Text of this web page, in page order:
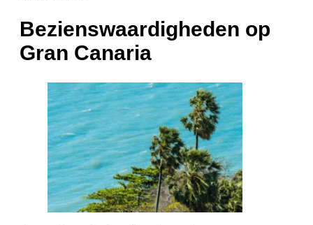
Bezienswaardigheden op
Gran Canaria